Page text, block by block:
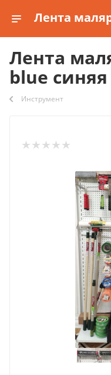
Лента
blue
Инструмент